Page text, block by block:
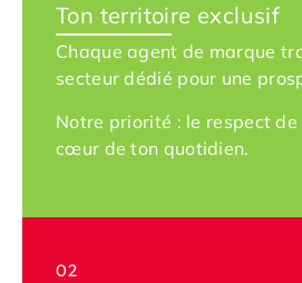
Ton territoire exclusif
Chaque agent de marque
secteur dédié pour une
Notre priorité : le respect de
cœur de ton quotidien.
02